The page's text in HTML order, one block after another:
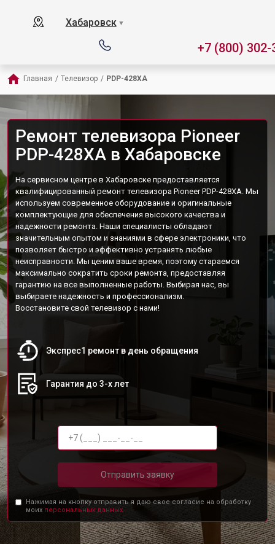
Хабаровск ▼
+7 (800) 302-
Главная / Телевизор / PDP-428XA
Ремонт телевизора Pioneer
PDP-428XA в Хабаровске
На сервисном центре в Хабаровске предоставляется
квалифицированный ремонт телевизора Pioneer PDP-428XA. Мы
используем современное оборудование и оригинальные
комплектующие для обеспечения высокого качества и
надежности ремонта. Наши специалисты обладают
значительным опытом и знаниями в сфере электроники, что
позволяет быстро и эффективно устранять любые
неисправности. Мы ценим ваше время, поэтому стараемся
максимально сократить сроки ремонта, предоставляя
гарантию на все выполненные работы. Выбирая нас, вы
выбираете надежность и профессионализм.
Восстановите свой телевизор с нами!
Экспрес1 ремонт в день обращения
Гарантия до 3-х лет
Отправить заявку
Нажимая на кнопку отправить я даю свое согласие на обработку
моих персональных данных.